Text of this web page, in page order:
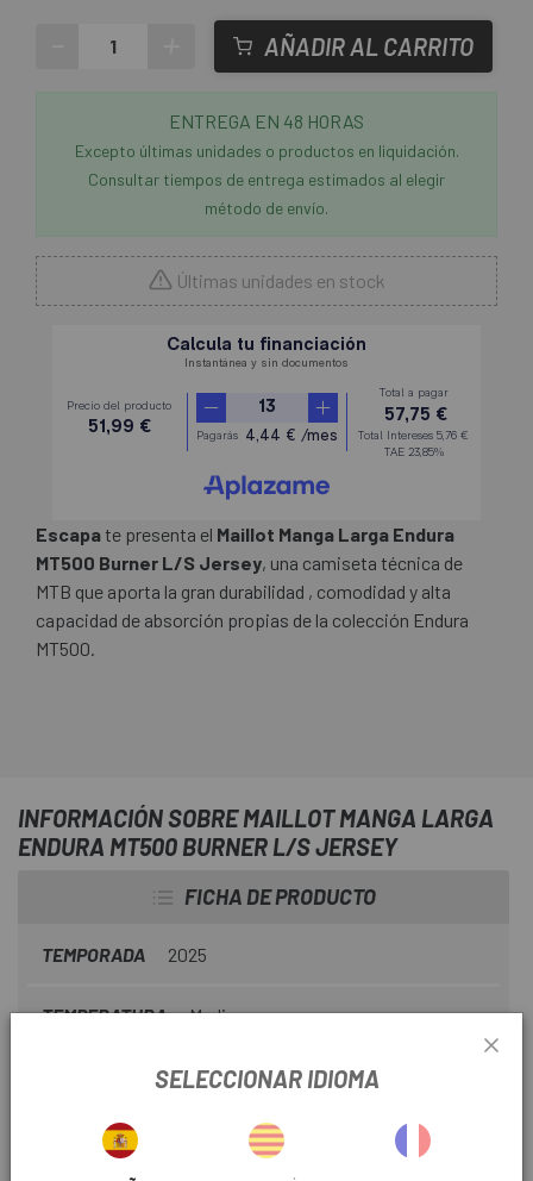
AÑADIR AL CARRITO
ENTREGA EN 48 HORAS
Excepto últimas unidades o productos en liquidación.
Consultar tiempos de entrega estimados al elegir
método de envío.
Últimas unidades en stock
Escapate presenta el Maillot Manga Larga Endura
MT500 Burner L/S Jersey, una camiseta técnica de
MTB que aporta la gran durabilidad , comodidad y alta
capacidad de absorción propias de la colección Endura
MT500.
INFORMACIÓN SOBRE MAILLOT MANGA LARGA
ENDURA MT500 BURNER L/S JERSEY
FICHA DE PRODUCTO
TEMPORADA 2025
TEMPERATURA Medio
Largo
INFORMACIÓN DEL PRODUCTO
SELECCIONAR IDIOMA